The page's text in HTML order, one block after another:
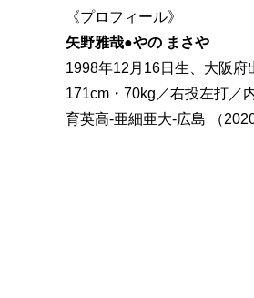
《プロフィール》
矢野雅哉●やの まさや
1998年12月16日生、大阪府
171cm・70kg／右投左打／
育英高-亜細亜大-広島 （